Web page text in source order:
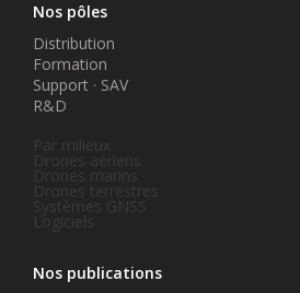
Nos pôles
Distribution
Formation
Support · SAV
R&D
Drones aériens
Drones marins
Drones terrestres
Systèmes GNSS
Logiciels
Nos publications